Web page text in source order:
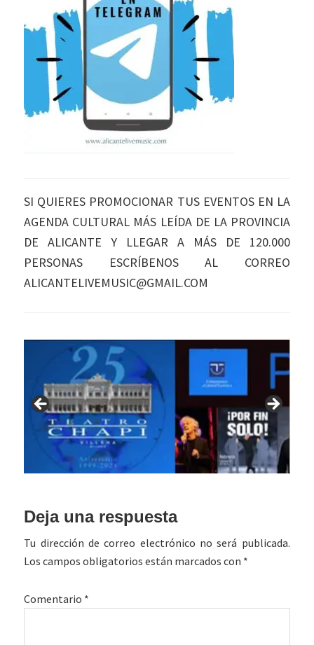
SI QUIERES PROMOCIONAR TUS EVENTOS EN LA
AGENDA CULTURAL MÁS LEÍDA DE LA PROVINCIA
DE ALICANTE Y LLEGAR A MÁS DE 120.000
PERSONAS ESCRÍBENOS AL CORREO
ALICANTELIVEMUSIC@GMAIL.COM
Interacciones
con
los
Deja una respuesta
Tu dirección de correo electrónico no será publicada.
Los campos obligatorios están marcados con *
Comentario *